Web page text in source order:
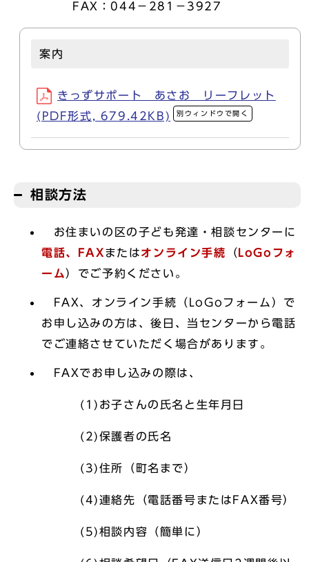
FAX：044－281－3927
案内
きっずサポート あさお リーフレット
(PDF形式, 679.42KB)
別ウィンドウで開く
相談方法
お住まいの区の子ども発達・相談センターに
電話、
FAXまたはオンライン手続 （
LoGoフォ
ーム ）でご予約ください。
FAX、オンライン手続（LoGoフォーム）で
お申し込みの方は、後日、当センターから電話
でご連絡させていただく場合があります。
FAXでお申し込みの際は、
(1)お子さんの氏名と生年月日
(2)保護者の氏名
(3)住所（町名まで）
(4)連絡先（電話番号またはFAX番号）
(5)相談内容（簡単に）